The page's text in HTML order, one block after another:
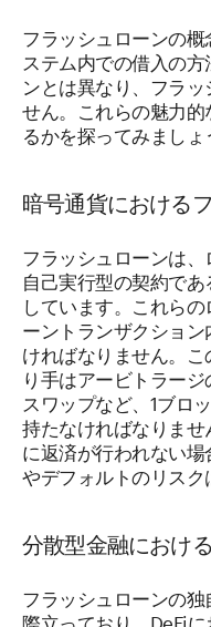
フラッシュローンの
ステム内での借入の
ンとは異なり、フラ
せん。これらの魅力
るかを探ってみましょ
暗号通貨における
フラッシュローンは
自己実行型の契約で
しています。これら
ーントランザクショ
ければなりません。
り手はアービトラー
スワップなど、1ブロ
持たなければなりま
に返済が行われない
やデフォルトのリスク
分散型金融におけ
フラッシュローンの
際立っており、DeFi